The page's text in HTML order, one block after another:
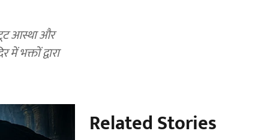
आस्था और
भक्तों द्वारा
Related Stories